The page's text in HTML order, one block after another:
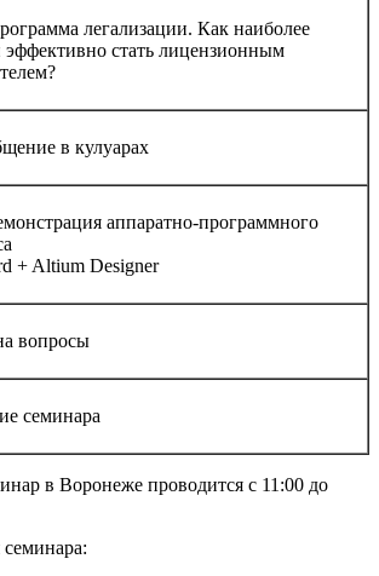
легализации. Как наиболее
эффективно стать лицензионным
в кулуарах
аппаратно-программного
+ Altium Designer
вопросы
семинара
в Воронеже проводится с 11:00 до